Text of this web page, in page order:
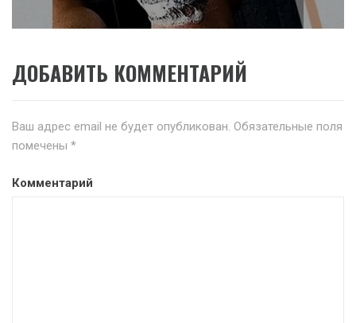
ДОБАВИТЬ КОММЕНТАРИЙ
Ваш адрес email не будет опубликован. Обязательные поля
помечены *
Комментарий